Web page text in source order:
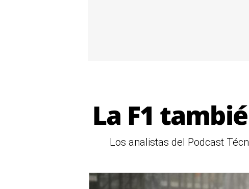
La F1
Los analistas del Podcast